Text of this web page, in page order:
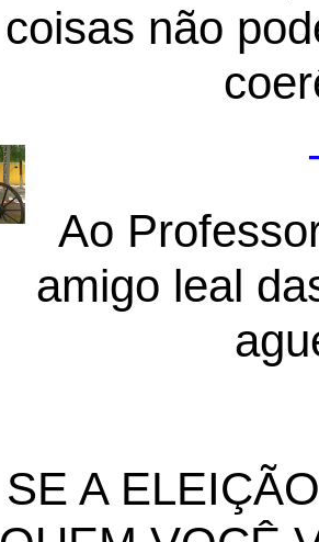
coisas não
Ao
amigo leal
SE A